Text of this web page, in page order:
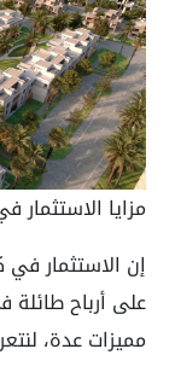
مزايا الاستثمار
إن الاستثمار
على أرباح طائلة
مميزات عدة،